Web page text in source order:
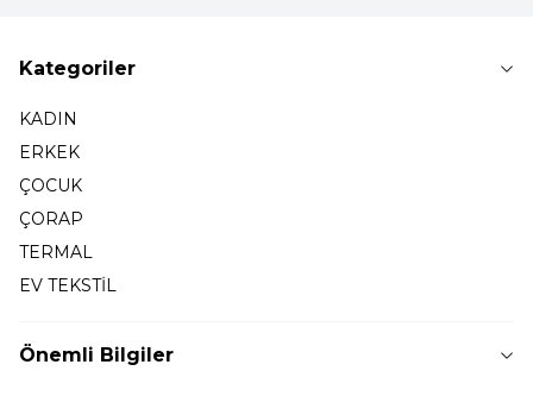
Kategoriler
KADIN
ERKEK
ÇOCUK
ÇORAP
TERMAL
EV TEKSTİL
Önemli Bilgiler